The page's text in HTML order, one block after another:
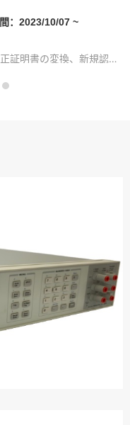
：2023/10/07 ~
Jim-E Techは、ISO/IEC 17025:2017校正証明書の変換、新規認証...